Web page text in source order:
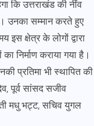
कि उत्तराखंड की नींव
उनका सम्मान करते हुए
क्षेत्र के लोगों द्वारा
निर्माण कराया गया है।
प्रतिमा भी स्थापित की
पूर्व सांसद सजीव
मधु भट्ट, सचिव युगल